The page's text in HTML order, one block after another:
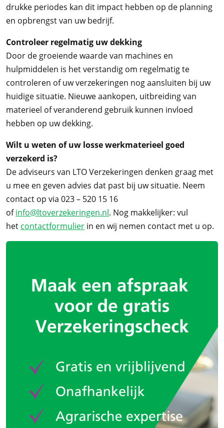
drukke periodes kan dit impact hebben op de planning
en opbrengst van uw bedrijf.
Controleer regelmatig uw dekking
Door de groeiende waarde van machines en
hulpmiddelen is het verstandig om regelmatig te
controleren of uw verzekeringen nog aansluiten bij uw
huidige situatie. Nieuwe aankopen, uitbreiding van
materieel of veranderend gebruik kunnen invloed
hebben op uw dekking.
Wilt u weten of uw losse werkmaterieel goed
verzekerd is?
De adviseurs van LTO Verzekeringen denken graag met
u mee en geven advies dat past bij uw situatie. Neem
contact op via 023 – 520 15 16
ofinfo@ltoverzekeringen.nl. Nog makkelijker: vul
het contactformulier in en wij nemen contact met u op.